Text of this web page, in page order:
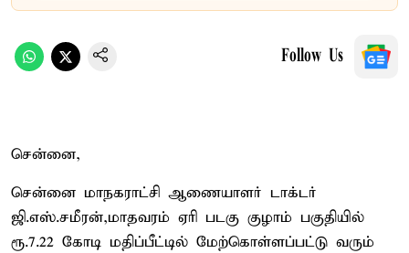
Follow Us
சென்னை,
சென்னை மாநகராட்சி ஆணையாளர் டாக்டர்
ஜி.எஸ்.சமீரன்,மாதவரம் ஏரி படகு குழாம் பகுதியில்
ரூ.7.22 கோடி மதிப்பீட்டில் மேற்கொள்ளப்பட்டு வரும்